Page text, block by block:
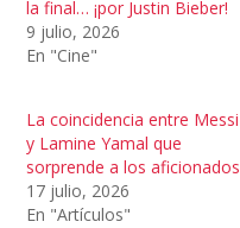
la final… ¡por Justin Bieber!
9 julio, 2026
En "Cine"
La coincidencia entre Messi
y Lamine Yamal que
sorprende a los aficionados
17 julio, 2026
En "Artículos"